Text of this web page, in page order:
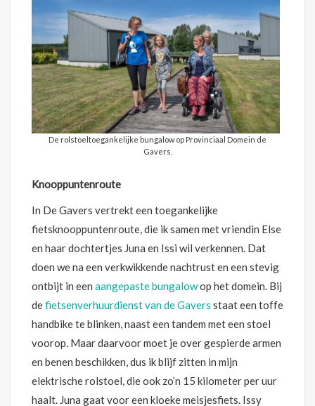
De rolstoeltoegankelijke bungalow op Provinciaal Domein de
Gavers.
Knooppuntenroute
In De Gavers vertrekt een toegankelijke
fietsknooppuntenroute, die ik samen met vriendin Else
en haar dochtertjes Juna en Issi wil verkennen. Dat
doen we na een verkwikkende nachtrust en een stevig
ontbijt in een aangepaste bungalowop het domein. Bij
defietsenverhuurdienst van de Gavers staat een toffe
handbike te blinken, naast een tandem met een stoel
voorop. Maar daarvoor moet je over gespierde armen
en benen beschikken, dus ik blijf zitten in mijn
elektrische rolstoel, die ook zo’n 15 kilometer per uur
haalt. Juna gaat voor een kloeke meisjesfiets. Issy